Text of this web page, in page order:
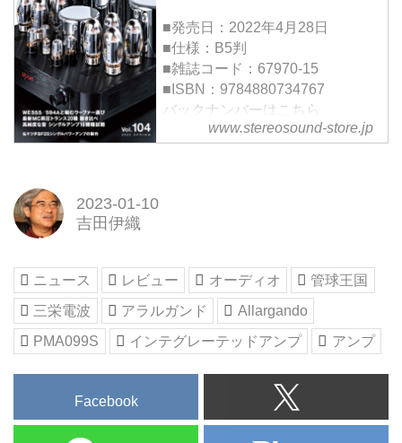
■発売日：2022年4月28日
■仕様：B5判
■雑誌コード：67970-15
■ISBN：9784880734767
バックナンバーはこちら
Fujisan.co.jpで“月額（都度）払
やアンプ設計思想をストレートに
表す純度の高い音を持ちます。直
熱管／多極管アンプを交えて多彩
な設計の最新シ...
www.stereosound-store.jp
2023-01-10
吉田伊織
ニュース レビュー オーディオ
管球王国
三栄電波
アラルガンド
Allargando
PMA099S
インテグレーテッドアンプ アンプ
Facebook